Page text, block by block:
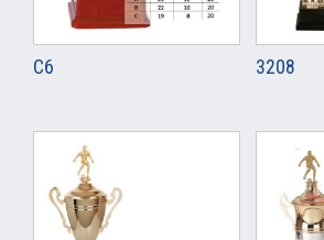
C6 3208